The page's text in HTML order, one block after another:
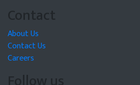
Contact
About Us
Contact Us
Careers